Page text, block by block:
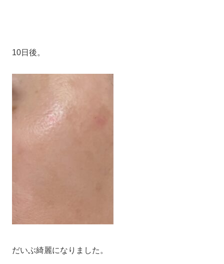
10日後。
だいぶ綺麗になりました。